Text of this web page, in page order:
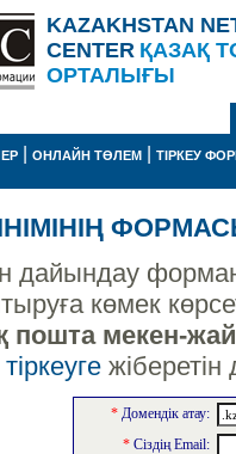
KAZAKHSTAN
CENTER ҚАЗАҚ
ОРТАЛЫҒЫ
ОНЛАЙН ТӨЛЕМ
ТІРКЕУ
дайындау
көмек
пошта мекен-
тіркеуге
*Домендік атау:
*Сіздің Email: